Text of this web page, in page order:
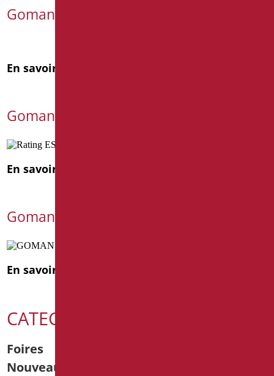
Goman @Cersaie 2026
En savoir plus
Goman améliore son score ESG 2025
En savoir plus
Goman au Cersaie 2025
En savoir plus
CATEGORIE
Foires
Nouveautés produits